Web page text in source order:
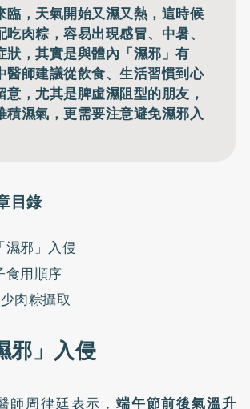
臨，天氣開始又濕又熱，這時候
肉粽，容易出現感冒、中暑、
狀，其實是與體內「濕邪」有
醫師建議從飲食、生活習慣到心
意，尤其是脾虛濕阻型的朋友，
積濕氣，更需要注意避免濕邪入
目錄
濕邪」入侵
食用順序
肉粽攝取
邪」入侵
師周律廷表示，端午節前後氣溫升